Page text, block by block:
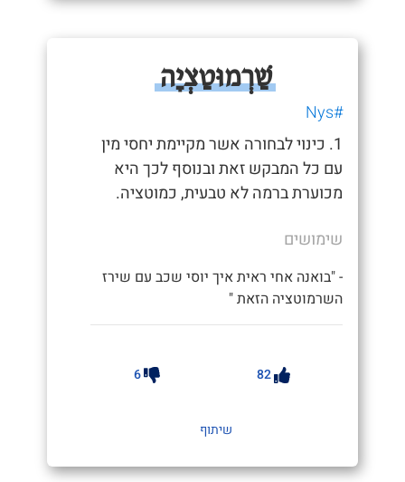
שַׁרְמוּטַצְיָה
#Nys
1. כינוי לבחורה אשר מקיימת יחסי מין
עם כל המבקש זאת ובנוסף לכך היא
מכוערת ברמה לא טבעית, כמוטציה.
שימושים
- "בואנה אחי ראית איך יוסי שכב עם שירז
השרמוטציה הזאת "
82
6
שיתוף